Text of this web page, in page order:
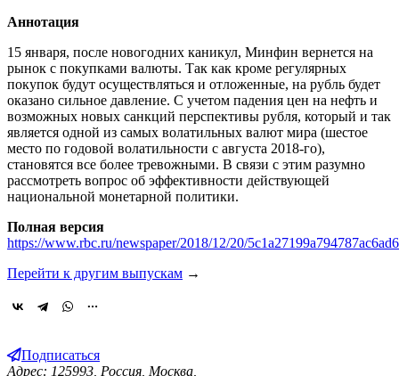
Аннотация
15 января, после новогодних каникул, Минфин вернется на
рынок с покупками валюты. Так как кроме регулярных
покупок будут осуществляться и отложенные, на рубль будет
оказано сильное давление. С учетом падения цен на нефть и
возможных новых санкций перспективы рубля, который и так
является одной из самых волатильных валют мира (шестое
место по годовой волатильности с августа 2018-го),
становятся все более тревожными. В связи с этим разумно
рассмотреть вопрос об эффективности действующей
национальной монетарной политики.
Полная версия
https://www.rbc.ru/newspaper/2018/12/20/
Перейти к другим выпускам →
Подписаться
Адрес: 125993, Россия, Москва,